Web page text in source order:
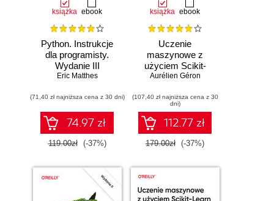
książka ebook
Python. Instrukcje
dla programisty.
Wydanie III
Eric Matthes
(71,40 zł najniższa cena z 30 dni)
74.97 zł
119.00zł (-37%)
książka ebook
Uczenie
maszynowe z
użyciem Scikit-
Learn, Keras i
Wydanie III
Aurélien Géron
(107,40 zł najniższa cena z 30
dni)
112.77 zł
179.00zł (-37%)